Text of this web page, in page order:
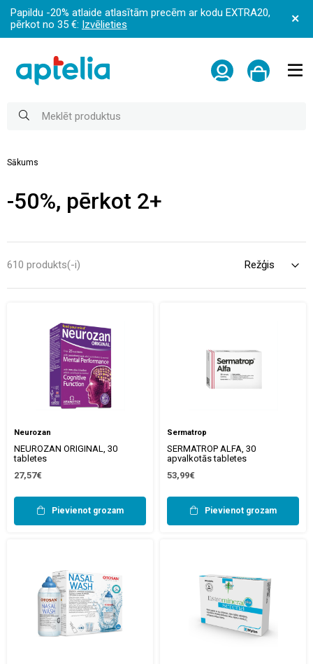
Papildu -20% atlaide atlasītām precēm ar kodu EXTRA20,
pērkot no 35 €: Izvēlieties
Sākums
-50%, pērkot 2+
610 produkts(-i)
Neurozan
NEUROZAN ORIGINAL, 30
tabletes
27,57€
Pievienot grozam
Sermatrop
SERMATROP ALFA, 30
apvalkotās tabletes
53,99€
Pievienot grozam